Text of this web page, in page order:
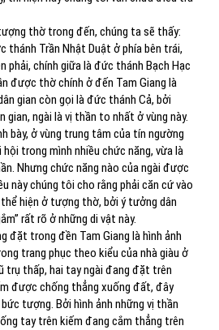
thờ trong đến, chúng ta sẽ thấy:
thánh Trần Nhật Duật ở phía bên trái,
phải, chính giữa là đức thánh Bạch Hạc
được thờ chính ở đến Tam Giang là
gian còn gọi là đức thánh Cả, bởi
gian, ngài là vị thần to nhất ở vùng này.
bày, ở vùng trung tâm của tín ngường
hội trong mình nhiều chức năng, vừa là
Nhưng chức năng nào của ngài được
này chúng tôi cho rằng phải căn cứ vào
hiện ở tượng thờ, bởi ý tưởng dân
rất rõ ở những di vật này.
đặt trong đền Tam Giang là hình ảnh
trang phục theo kiểu của nhà giàu ở
trụ thấp, hai tay ngài đang đặt trên
được chống thẳng xuống đất, đây
tượng. Bởi hình ảnh những vị thần
tay trên kiếm đang cắm thẳng trên